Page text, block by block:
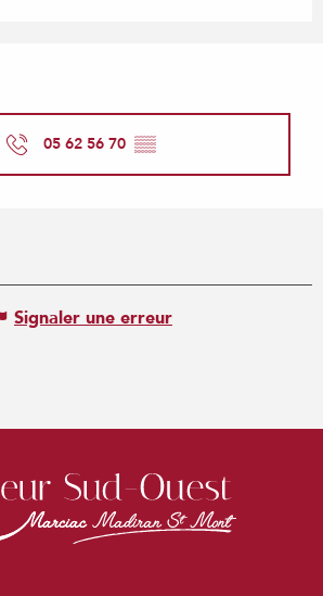
05 62 56 70 ▒▒
Signaler une erreur